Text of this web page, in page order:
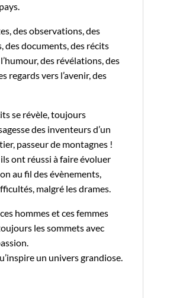
des observations, des
des documents, des récits
des révélations, des
regards vers l’avenir, des
se révèle, toujours
des inventeurs d’un
passeur de montagnes !
ils ont réussi à faire évoluer
au fil des évènements,
malgré les drames.
hommes et ces femmes
les sommets avec
un univers grandiose.